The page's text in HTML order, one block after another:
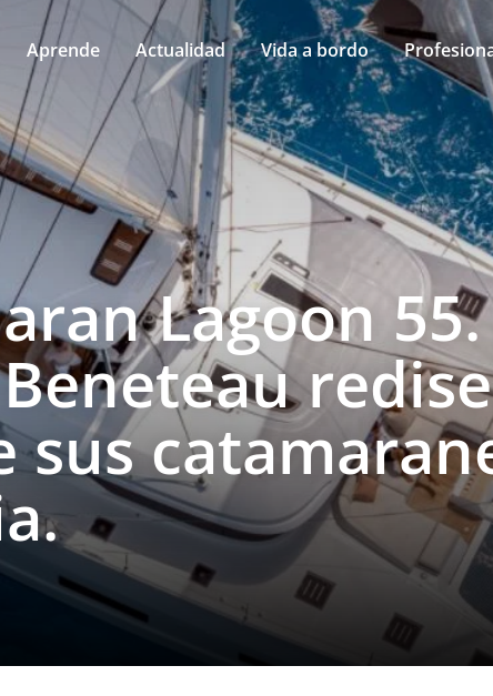
Aprende Actualidad Vida a bordo
Lagoon 55.
sus